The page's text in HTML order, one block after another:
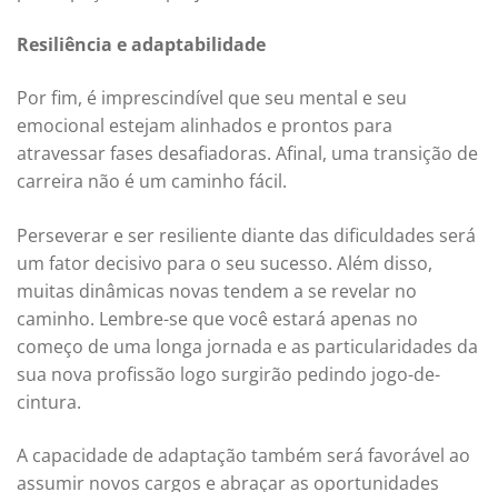
Resiliência e adaptabilidade
Por fim, é imprescindível que seu mental e seu
emocional estejam alinhados e prontos para
atravessar fases desafiadoras. Afinal, uma transição de
carreira não é um caminho fácil.
Perseverar e ser resiliente diante das dificuldades será
um fator decisivo para o seu sucesso. Além disso,
muitas dinâmicas novas tendem a se revelar no
caminho. Lembre-se que você estará apenas no
começo de uma longa jornada e as particularidades da
sua nova profissão logo surgirão pedindo jogo-de-
cintura.
A capacidade de adaptação também será favorável ao
assumir novos cargos e abraçar as oportunidades